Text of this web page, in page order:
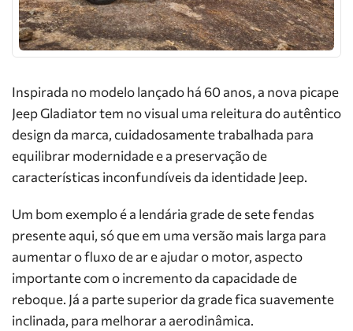
Inspirada no modelo lançado há 60 anos, a nova picape
Jeep Gladiator tem no visual uma releitura do autêntico
design da marca, cuidadosamente trabalhada para
equilibrar modernidade e a preservação de
características inconfundíveis da identidade Jeep.
Um bom exemplo é a lendária grade de sete fendas
presente aqui, só que em uma versão mais larga para
aumentar o fluxo de ar e ajudar o motor, aspecto
importante com o incremento da capacidade de
reboque. Já a parte superior da grade fica suavemente
inclinada, para melhorar a aerodinâmica.